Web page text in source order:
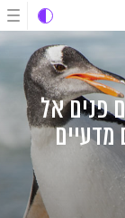
פנים אל
מדעיים